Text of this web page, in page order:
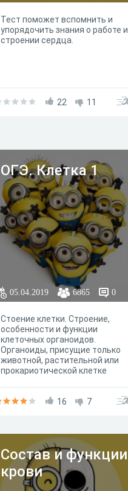
Тест поможет вспомнить и
упорядочить знания о работе и
строении сердца.
22 11
ОГЭ. Клетка 1
05.04.2019 6865 0
Стоение клетки. Строение,
особенности и функции
клеточных органоидов.
Органоиды, присущие только
животной, растительной или
прокариотической клетке
16 7
Состав и функции
крови